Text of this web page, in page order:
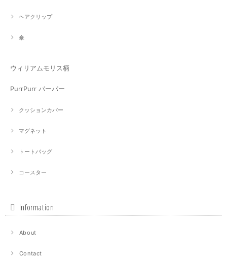
ヘアクリップ
傘
ウィリアムモリス柄
PurrPurr パーパー
クッションカバー
マグネット
トートバッグ
コースター
Information
About
Contact